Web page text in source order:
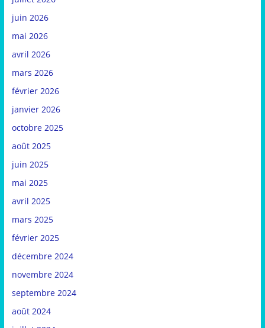
juin 2026
mai 2026
avril 2026
mars 2026
février 2026
janvier 2026
octobre 2025
août 2025
juin 2025
mai 2025
avril 2025
mars 2025
février 2025
décembre 2024
novembre 2024
septembre 2024
août 2024